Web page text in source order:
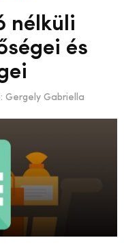
nélküli
és
Gergely Gabriella